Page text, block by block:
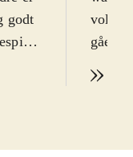
godt
3
gået
ingen